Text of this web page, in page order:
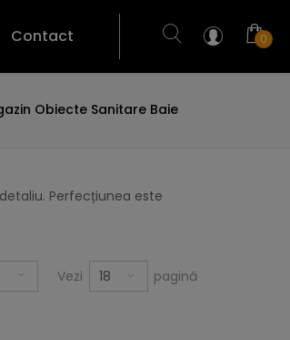
Contact 0
Obiecte Sanitare Baie
Perfecțiunea este
Vezi 18 pagină